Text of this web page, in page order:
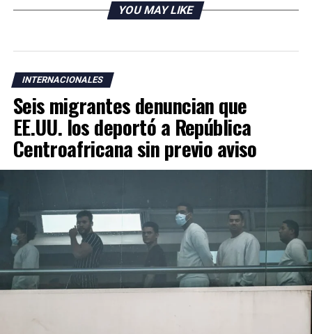
Fiscal de Texas investiga PAC financiado por Soros por
presunto soborno a legisladores demócratas
DON'T MISS
Donald Trump y Vladimir Putin se reunirán el 15 de
agosto
YOU MAY LIKE
INTERNACIONALES
Seis migrantes denuncian que
EE.UU. los deportó a República
Centroafricana sin previo aviso